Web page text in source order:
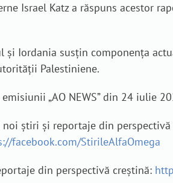
Israel Katz a răspuns acestor
și Iordania susțin componența
Palestiniene.
„AO NEWS” din 24 iulie
știri și reportaje din
facebook.com/StirileAlfaOmega
din perspectivă creștină: